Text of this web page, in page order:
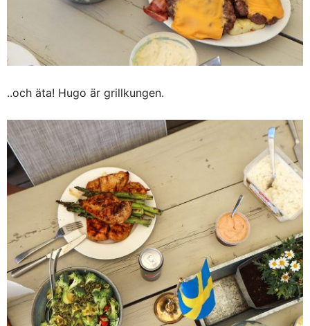
..och äta! Hugo är grillkungen.